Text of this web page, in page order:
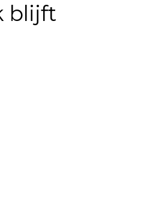
blijft